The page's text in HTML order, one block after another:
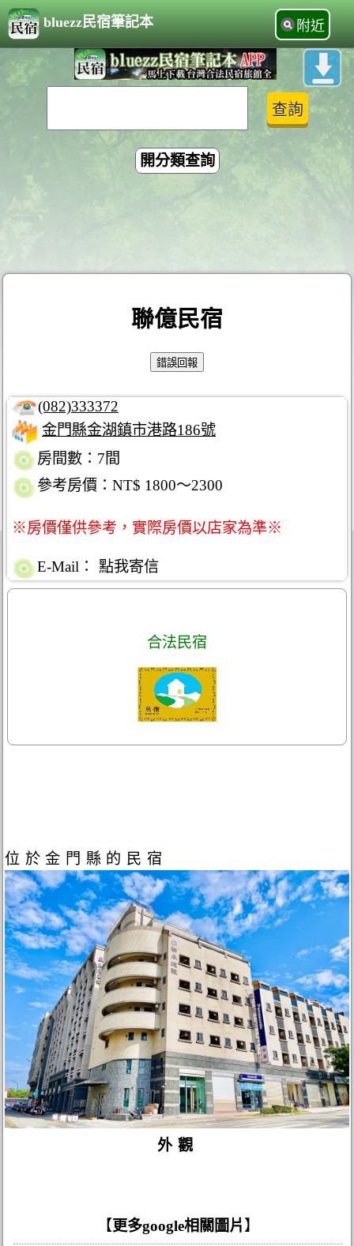
bluezz民宿筆記本 附近
開分類查詢
聯億民宿
(082)333372
金門縣金湖鎮市港路186號
房間數：7間
參考房價：NT$ 1800～2300
※房價僅供參考，實際房價以店家為準※
E-Mail： 點我寄信
合法民宿
位於金門縣的民宿
外觀
【 更多google相關圖片 】